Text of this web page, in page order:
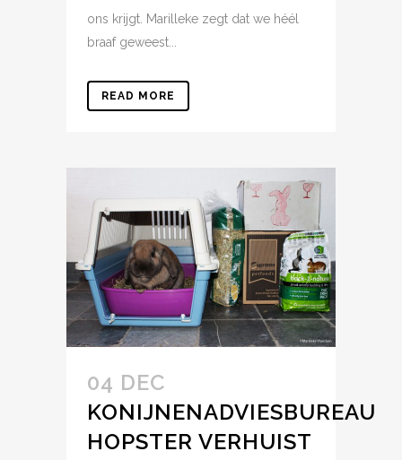
ons krijgt. Marilleke zegt dat we héél
braaf geweest...
READ MORE
04 DEC
KONIJNENADVIESBUREAU
HOPSTER VERHUIST